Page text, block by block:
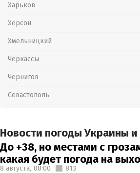
Харьков
Херсон
Хмельницкий
Черкассы
Чернигов
Севастополь
Новости погоды Украины
До +38, но местами с
какая будет погода на
8 августа, 08:00 813